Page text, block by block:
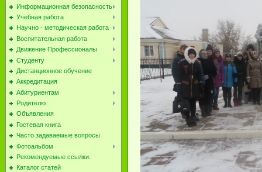
Информационная безопасность
Учебная работа
Научно - методическая работа
Воспитательная работа
Движение Профессионалы
Студенту
Дистанционное обучение
Аккредитация
Абитуриентам
Родителю
Объявления
Гостевая книга
Часто задаваемые вопросы
Фотоальбом
Рекомендуемые ссылки.
Каталог статей